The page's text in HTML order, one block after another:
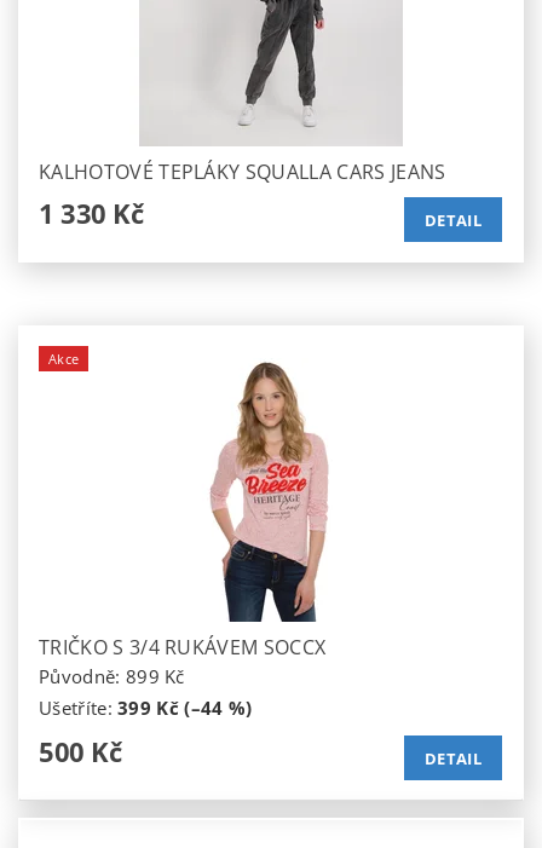
KALHOTOVÉ TEPLÁKY SQUALLA CARS JEANS
1 330 Kč DETAIL
Akce
TRIČKO S 3/4 RUKÁVEM SOCCX
Původně: 899 Kč
Ušetříte:399 Kč (–44 %)
500 Kč DETAIL